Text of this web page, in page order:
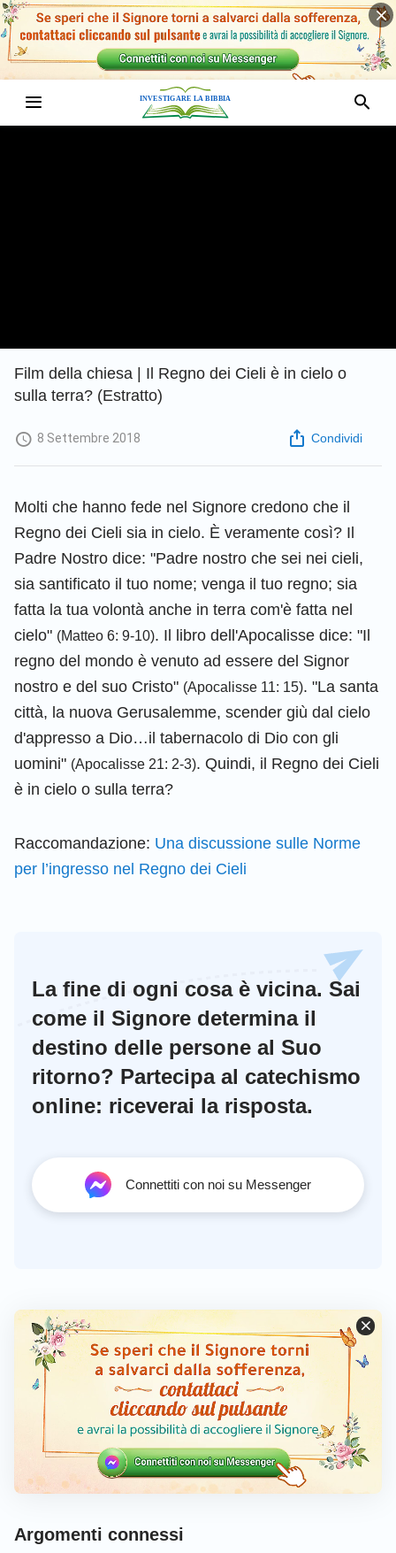
Film della chiesa | Il Regno dei Cieli è in cielo o
sulla terra? (Estratto)
8 Settembre 2018 Condividi
Molti che hanno fede nel Signore credono che il
Regno dei Cieli sia in cielo. È veramente così? Il
Padre Nostro dice: "Padre nostro che sei nei cieli,
sia santificato il tuo nome; venga il tuo regno; sia
fatta la tua volontà anche in terra com'è fatta nel
cielo" (Matteo 6: 9-10). Il libro dell'Apocalisse dice: "Il
regno del mondo è venuto ad essere del Signor
nostro e del suo Cristo" (Apocalisse 11: 15). "La santa
città, la nuova Gerusalemme, scender giù dal cielo
d'appresso a Dio…il tabernacolo di Dio con gli
uomini" (Apocalisse 21: 2-3). Quindi, il Regno dei Cieli
è in cielo o sulla terra?
Raccomandazione: Una discussione sulle Norme
per l’ingresso nel Regno dei Cieli
La fine di ogni cosa è vicina. Sai
come il Signore determina il
destino delle persone al Suo
ritorno? Partecipa al catechismo
online: riceverai la risposta.
Connettiti con noi su Messenger
Argomenti connessi